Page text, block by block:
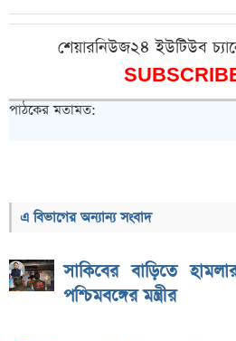
শেয়ারনিউজ২৪ ইউটিউব
পাঠকের মতামত:
এ বিভাগের অন্যান্য সংবাদ
সাকিবের বাড়িতে
পশ্চিমবঙ্গের মন্ত্রীর